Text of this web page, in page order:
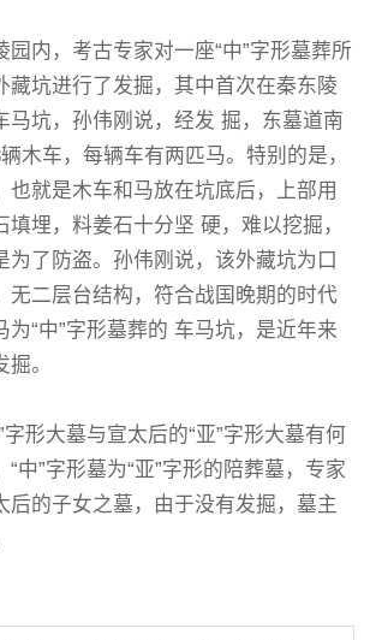
内，考古专家对一座“中”字形墓葬所
藏坑进行了发掘，其中首次在秦东陵
马坑，孙伟刚说，经发 掘，东墓道南
木车，每辆车有两匹马。特别的是，
也就是木车和马放在坑底后，上部用
填埋，料姜石十分坚 硬，难以挖掘，
为了防盗。孙伟刚说，该外藏坑为口
无二层台结构，符合战国晚期的时代
为“中”字形墓葬的 车马坑，是近年来
。
形大墓与宣太后的“亚”字形大墓有何
中”字形墓为“亚”字形的陪葬墓，专家
后的子女之墓，由于没有发掘，墓主